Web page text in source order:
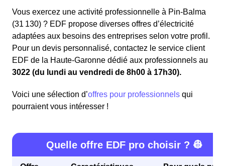
Vous exercez une activité professionnelle à Pin-Balma
(31 130) ? EDF propose diverses offres d’électricité
adaptées aux besoins des entreprises selon votre profil.
Pour un devis personnalisé, contactez le service client
EDF de la Haute-Garonne dédié aux professionnels au
3022 (du lundi au vendredi de 8h00 à 17h30).
Voici une sélection d’offres pour professionnels qui
pourraient vous intéresser !
Quelle offre EDF pro choisir ? 👷